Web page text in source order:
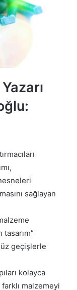
sağlayan
tasarım”
geçişlerle
kolayca
malzemeyi